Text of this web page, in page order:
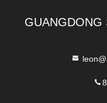
GUANGDONG